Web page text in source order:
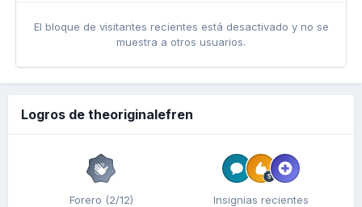
El bloque de visitantes recientes está desactivado y no se
muestra a otros usuarios.
Logros de theoriginalefren
Forero (2/12) Insignias recientes